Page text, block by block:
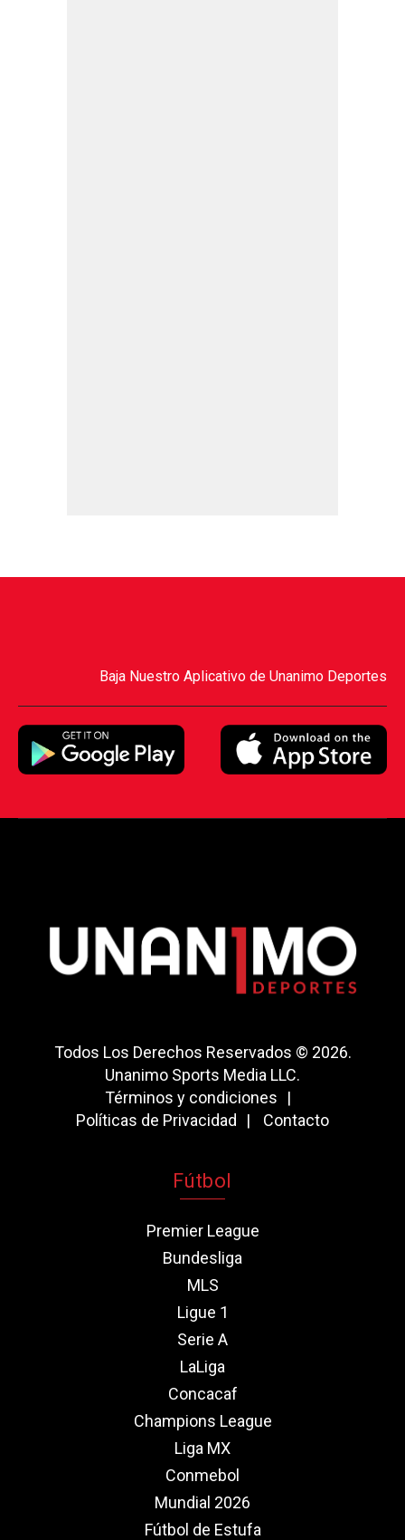
Baja Nuestro Aplicativo de Unanimo Deportes
Todos Los Derechos Reservados © 2026.
Unanimo Sports Media LLC.
Términos y condiciones
Políticas de Privacidad
Contacto
Fútbol
Premier League
Bundesliga
MLS
Ligue 1
Serie A
LaLiga
Concacaf
Champions League
Liga MX
Conmebol
Mundial 2026
Fútbol de Estufa